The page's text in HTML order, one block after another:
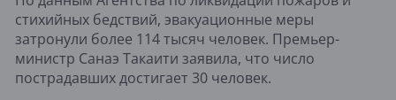
стихийных бедствий, эвакуационные меры
затронули более 114 тысяч человек. Премьер-
министр Санаэ Такаити заявила, что число
пострадавших достигает 30 человек.